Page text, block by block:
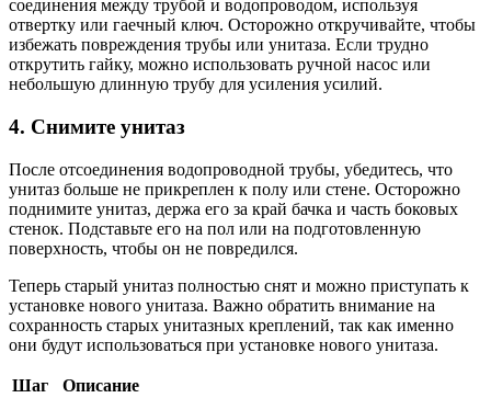
соединения между трубой и водопроводом, используя
отвертку или гаечный ключ. Осторожно откручивайте, чтобы
избежать повреждения трубы или унитаза. Если трудно
открутить гайку, можно использовать ручной насос или
небольшую длинную трубу для усиления усилий.
4. Снимите унитаз
После отсоединения водопроводной трубы, убедитесь, что
унитаз больше не прикреплен к полу или стене. Осторожно
поднимите унитаз, держа его за край бачка и часть боковых
стенок. Подставьте его на пол или на подготовленную
поверхность, чтобы он не повредился.
Теперь старый унитаз полностью снят и можно приступать к
установке нового унитаза. Важно обратить внимание на
сохранность старых унитазных креплений, так как именно
они будут использоваться при установке нового унитаза.
Шаг
Описание